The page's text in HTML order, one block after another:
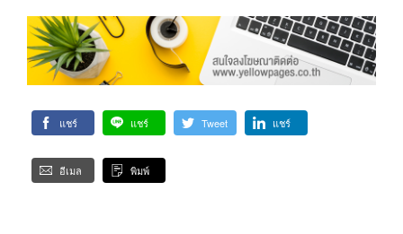
แชร์ แชร์ Tweet แชร์
อีเมล พิมพ์